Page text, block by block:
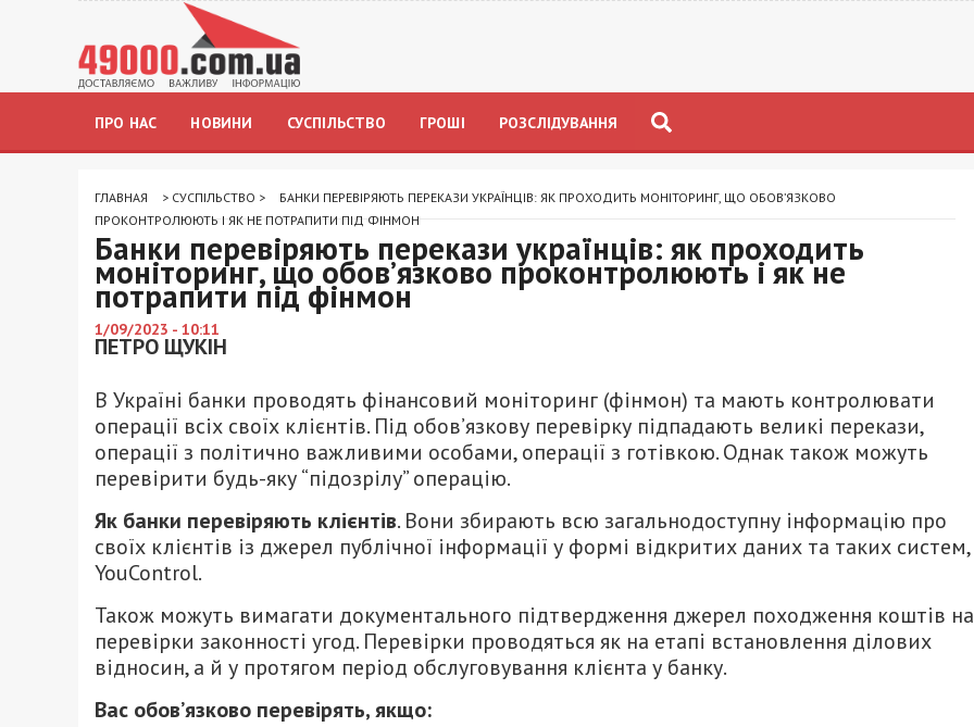
ПРО НАС НОВИНИ СУСПІЛЬСТВО ГРОШІ РОЗСЛІДУВАННЯ
ГЛАВНАЯ > СУСПІЛЬСТВО >
БАНКИ ПЕРЕВІРЯЮТЬ ПЕРЕКАЗИ УКРАЇНЦІВ: ЯК ПРОХОДИТЬ МОНІТОРИНГ, ЩО ОБОВ’ЯЗКОВО
ПРОКОНТРОЛЮЮТЬ І ЯК НЕ ПОТРАПИТИ ПІД ФІНМОН
Банки перевіряють перекази українців: як проходить
моніторинг, що обов’язково проконтролюють і як не
потрапити під фінмон
1/09/2023 - 10:11
ПЕТРО ЩУКІН
В Україні банки проводять фінансовий моніторинг (фінмон) та мають контролювати
операції всіх своїх клієнтів. Під обов’язкову перевірку підпадають великі перекази,
операції з політично важливими особами, операції з готівкою. Однак також можуть
перевірити будь-яку “підозрілу” операцію.
Як банки перевіряють клієнтів. Вони збирають всю загальнодоступну інформацію про
своїх клієнтів із джерел публічної інформації у формі відкритих даних та таких систем,
YouControl.
Також можуть вимагати документального підтвердження джерел походження коштів на
перевірки законності угод. Перевірки проводяться як на етапі встановлення ділових
відносин, а й у протягом період обслуговування клієнта у банку.
Вас обов’язково перевірять, якщо: